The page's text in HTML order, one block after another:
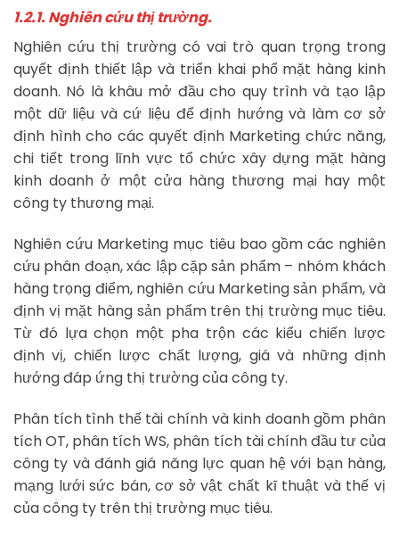
1.2.1. Nghiên cứu thị trường.
Nghiên cứu thị trường có vai trò quan trọng trong
quyết định thiết lập và triển khai phổ mặt hàng kinh
doanh. Nó là khâu mở đầu cho quy trình và tạo lập
một dữ liệu và cứ liệu để định hướng và làm cơ sở
định hình cho các quyết định Marketing chức năng,
chi tiết trong lĩnh vực tổ chức xây dựng mặt hàng
kinh doanh ở một cửa hàng thương mại hay một
công ty thương mại.
Nghiên cứu Marketing mục tiêu bao gồm các nghiên
cứu phân đoạn, xác lập cặp sản phẩm – nhóm khách
hàng trọng điểm, nghiên cứu Marketing sản phẩm, và
định vị mặt hàng sản phẩm trên thị trường mục tiêu.
Từ đó lựa chọn một pha trộn các kiểu chiến lược
định vị, chiến lược chất lượng, giá và những định
hướng đáp ứng thị trường của công ty.
Phân tích tình thế tài chính và kinh doanh gồm phân
tích OT, phân tích WS, phân tích tài chính đầu tư của
công ty và đánh giá năng lực quan hệ với bạn hàng,
mạng lưới sức bán, cơ sở vật chất kĩ thuật và thế vị
của công ty trên thị trường mục tiêu.